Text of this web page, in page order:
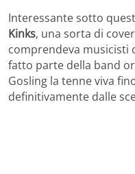
Interessante sotto
Kinks, una sorta di
comprendeva musicisti
fatto parte della band
Gosling la tenne viva
definitivamente dalle